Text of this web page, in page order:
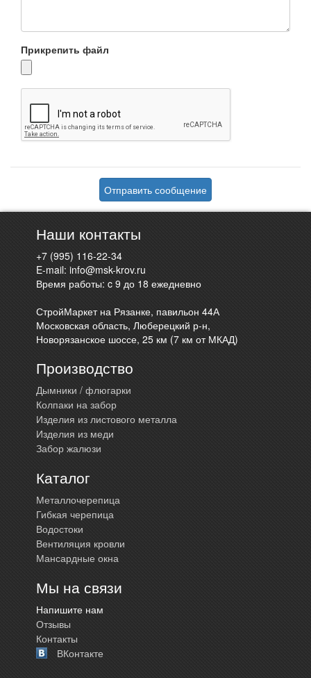
Прикрепить файл
Отправить сообщение
Наши контакты
+7 (995) 116-22-34
E-mail:info@msk-krov.ru
Время работы: c 9 до 18 ежедневно
СтройМаркет на Рязанке, павильон 44А
Московская область, Люберецкий р-н,
Новорязанское шоссе, 25 км (7 км от МКАД)
Производство
Дымники / флюгарки
Колпаки на забор
Изделия из листового металла
Изделия из меди
Забор жалюзи
Каталог
Металлочерепица
Гибкая черепица
Водостоки
Вентиляция кровли
Мансардные окна
Мы на связи
Напишите нам
Отзывы
Контакты
ВКонтакте